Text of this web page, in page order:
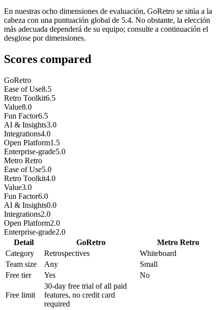
En nuestras ocho dimensiones de evaluación, GoRetro se sitúa a la
cabeza con una puntuación global de 5.4. No obstante, la elección
más adecuada dependerá de su equipo; consulte a continuación el
desglose por dimensiones.
Scores compared
GoRetro
Ease of Use8.5
Retro Toolkit6.5
Value8.0
Fun Factor6.5
AI & Insights3.0
Integrations4.0
Open Platform1.5
Enterprise-grade5.0
Metro Retro
Ease of Use5.0
Retro Toolkit4.0
Value3.0
Fun Factor6.0
AI & Insights0.0
Integrations2.0
Open Platform2.0
Enterprise-grade2.0
Detail
GoRetro
Metro Retro
Category
Retrospectives
Whiteboard
Team size
Any
Small
Free tier
Yes No
Free limit
30-day free trial of all paid
features, no credit card
required